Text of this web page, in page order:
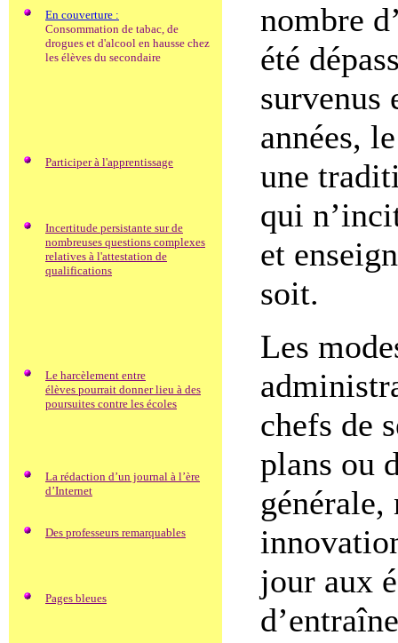
En couverture :
Consommation de tabac, de
drogues et d'alcool en hausse chez
les élèves du secondaire
Participer à l'apprentissage
Incertitude persistante sur de
nombreuses questions complexes
relatives à l'attestation de
qualifications
Le harcèlement entre
élèves pourrait donner lieu à des
poursuites contre les écoles
La rédaction d’un journal à l’ère
d’Internet
Des professeurs remarquables
Pages bleues
nombre
été
survenus
années,
une
qui
et
soit.
Les
chefs de
plans ou
jour aux